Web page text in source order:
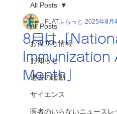
All Posts
お役立ち情報
お知らせ
過去の活動
サイエンス
医者のいらないニュースレ
All Posts
8月は「
Month」
FLATふらっと 2025年8月